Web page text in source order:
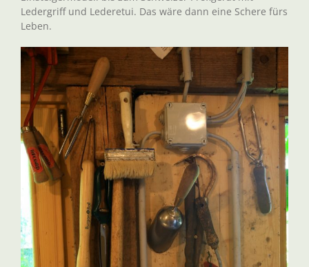
Ledergriff und Lederetui. Das wäre dann eine Schere fürs
Leben.